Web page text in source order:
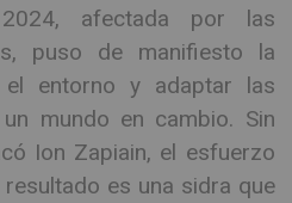
afectada por las
puso de manifiesto la
entorno y adaptar las
mundo en cambio. Sin
Ion Zapiain, el esfuerzo
es una sidra que